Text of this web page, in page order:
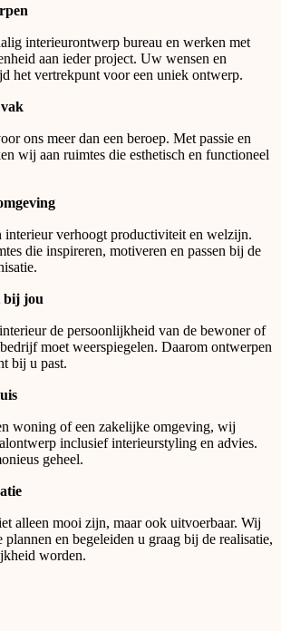
interieurontwerp bureau en werken met
aan ieder project. Uw wensen en
het vertrekpunt voor een uniek ontwerp.
ons meer dan een beroep. Met passie en
wij aan ruimtes die esthetisch en functioneel
interieur verhoogt productiviteit en welzijn.
die inspireren, motiveren en passen bij de
bij jou
de persoonlijkheid van de bewoner of
moet weerspiegelen. Daarom ontwerpen
bij u past.
woning of een zakelijke omgeving, wij
inclusief interieurstyling en advies.
geheel.
alleen mooi zijn, maar ook uitvoerbaar. Wij
plannen en begeleiden u graag bij de realisatie,
worden.